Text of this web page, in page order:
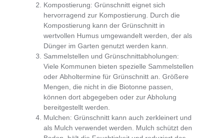
Kompostierung:Grünschnitt eignet sich
hervorragend zur Kompostierung . Durch die
Kompostierung kann der Grünschnitt in
wertvollen Humus umgewandelt werden, der als
Dünger im Garten genutzt werden kann.
Sammelstellen und Grünschnittabholungen:
Viele Kommunen bieten spezielle Sammelstellen
oderAbholtermine für Grünschnitt an. Größere
Mengen, die nicht in die Biotonne passen,
können dort abgegeben oder zur Abholung
bereitgestellt werden.
Mulchen:Grünschnitt kann auch zerkleinert und
als Mulch verwendet werden . Mulch schützt den